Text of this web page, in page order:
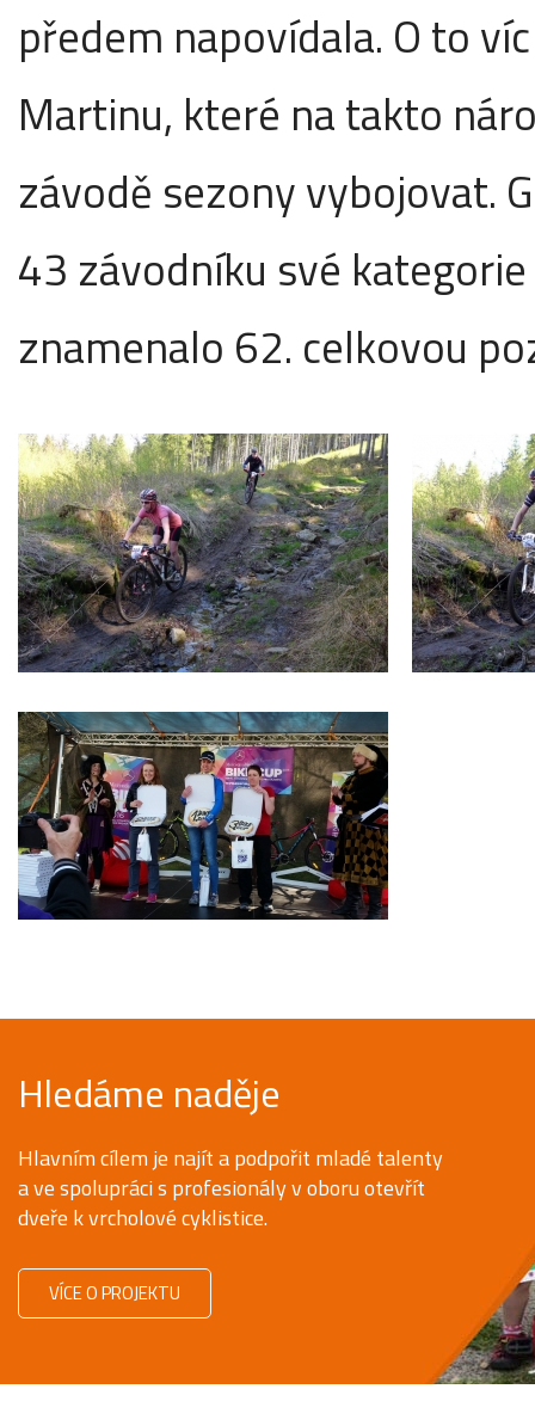
předem napovídala. O to
Martinu, které na takto
závodě sezony vybojovat.
43 závodníku své
znamenalo 62. celkovou
Hledáme naděje
Hlavním cílem je najít a podpořit mladé talenty
a ve spolupráci s profesionály v oboru otevřít
dveře k vrcholové cyklistice.
VÍCE O PROJEKTU